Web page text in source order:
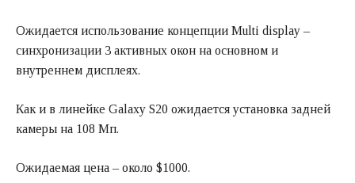
Ожидается использование концепции Multi display –
синхронизации 3 активных окон на основном и
внутреннем дисплеях.
Как и в линейке Galaxy S20 ожидается установка задней
камеры на 108 Мп.
Ожидаемая цена – около $1000.